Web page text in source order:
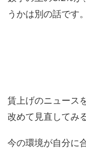
うかは別の話です。
賃上げのニュース
改めて見直してみ
今の環境が自分に